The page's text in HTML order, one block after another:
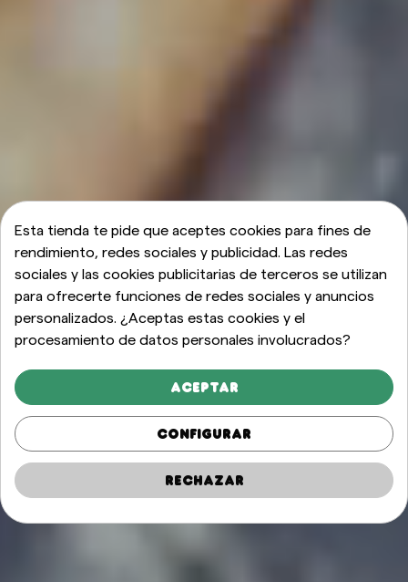
Esta tienda te pide que aceptes cookies para fines de
rendimiento, redes sociales y publicidad. Las redes
sociales y las cookies publicitarias de terceros se utilizan
para ofrecerte funciones de redes sociales y anuncios
personalizados. ¿Aceptas estas cookies y el
procesamiento de datos personales involucrados?
Aceptar
Configurar
Rechazar